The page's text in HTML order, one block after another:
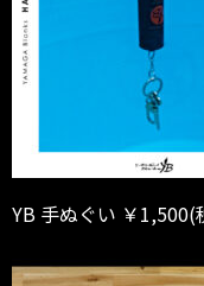
YB 手ぬぐい ￥1,500(